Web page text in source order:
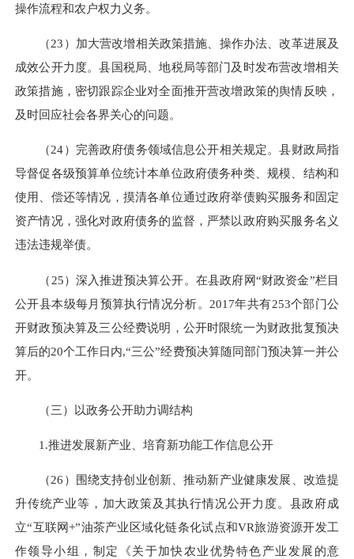
操作流程和农户权力义务。
（23）加大营改增相关政策措施、操作办法、改革进展及
成效公开力度。县国税局、地税局等部门及时发布营改增相关
政策措施，密切跟踪企业对全面推开营改增政策的舆情反映，
及时回应社会各界关心的问题。
（24）完善政府债务领域信息公开相关规定。县财政局指
导督促各级预算单位统计本单位政府债务种类、规模、结构和
使用、偿还等情况，摸清各单位通过政府举债购买服务和固定
资产情况，强化对政府债务的监督，严禁以政府购买服务名义
违法违规举债。
（25）深入推进预决算公开。在县政府网“财政资金”栏目
公开县本级每月预算执行情况分析。2017年共有253个部门公
开财政预决算及三公经费说明，公开时限统一为财政批复预决
算后的20个工作日内,“三公”经费预决算随同部门预决算一并公
开。
（三）以政务公开助力调结构
1.推进发展新产业、培育新功能工作信息公开
（26）围绕支持创业创新、推动新产业健康发展、改造提
升传统产业等，加大政策及其执行情况公开力度。县政府成
立“互联网+”油茶产业区域化链条化试点和VR旅游资源开发工
作领导小组，制定《关于加快农业优势特色产业发展的意